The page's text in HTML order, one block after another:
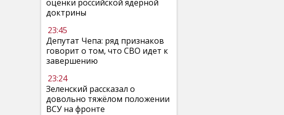
оценки российской ядерной
доктрины
23:45
Депутат Чепа: ряд признаков
говорит о том, что СВО идет к
завершению
23:24
Зеленский рассказал о
довольно тяжёлом положении
ВСУ на фронте